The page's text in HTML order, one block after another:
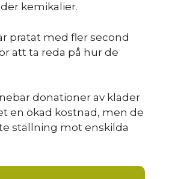
kemikalier.
pratat med fler second
att ta reda på hur de
donationer av kläder
en ökad kostnad, men de
ställning mot enskilda